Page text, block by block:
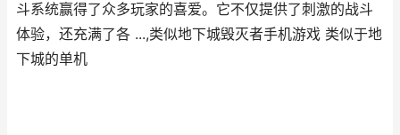
斗系统赢得了众多玩家的喜爱。它不仅提供了刺激的战斗
体验，还充满了各 ...,类似地下城毁灭者手机游戏 类似于地
下城的单机